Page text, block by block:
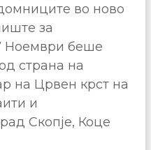
во ново
за
Ноември беше
страна на
на Црвен крст на
и
Скопје, Коце